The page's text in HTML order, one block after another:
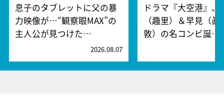
息子のタブレットに父の暴
力映像が…“観察眼MAX”の
主人公が見つけた…
2026.08.07
ドラマ『大空港』、
（趣里）＆早見（眞
敦）の名コンビ誕…